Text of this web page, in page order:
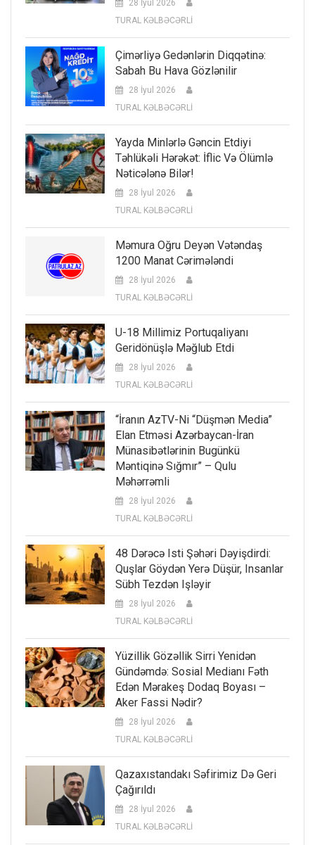
28 İyul 2026
TURAL KƏLBƏCƏRLİ
Çimərliyə Gedənlərin Diqqətinə:
Sabah Bu Hava Gözlənilir
28 İyul 2026
TURAL KƏLBƏCƏRLİ
Yayda Minlərlə Gəncin Etdiyi
Təhlükəli Hərəkət: İflic Və Ölümlə
Nəticələnə Bilər!
28 İyul 2026
TURAL KƏLBƏCƏRLİ
Məmura Oğru Deyən Vətəndaş
1200 Manat Cərimələndi
28 İyul 2026
TURAL KƏLBƏCƏRLİ
U-18 Millimiz Portuqaliyanı
Geridönüşlə Məğlub Etdi
28 İyul 2026
TURAL KƏLBƏCƏRLİ
“İranın AzTV-Ni “düşmən Media”
Elan Etməsi Azərbaycan-İran
Münasibətlərinin Bugünkü
Məntiqinə Sığmır” – Qulu
Məhərrəmli
28 İyul 2026
TURAL KƏLBƏCƏRLİ
48 Dərəcə Isti Şəhəri Dəyişdirdi:
Quşlar Göydən Yerə Düşür, Insanlar
Sübh Tezdən Işləyir
28 İyul 2026
TURAL KƏLBƏCƏRLİ
Yüzillik Gözəllik Sirri Yenidən
Gündəmdə: Sosial Medianı Fəth
Edən Mərakeş Dodaq Boyası –
Aker Fassi Nədir?
28 İyul 2026
TURAL KƏLBƏCƏRLİ
Qazaxıstandakı Səfirimiz Də Geri
Çağırıldı
28 İyul 2026
TURAL KƏLBƏCƏRLİ